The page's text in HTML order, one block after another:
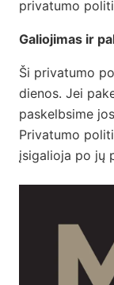
privatumo
Galiojimas ir
Ši privatumo
dienos. Jei
paskelbsime
Privatumo
įsigalioja po jų